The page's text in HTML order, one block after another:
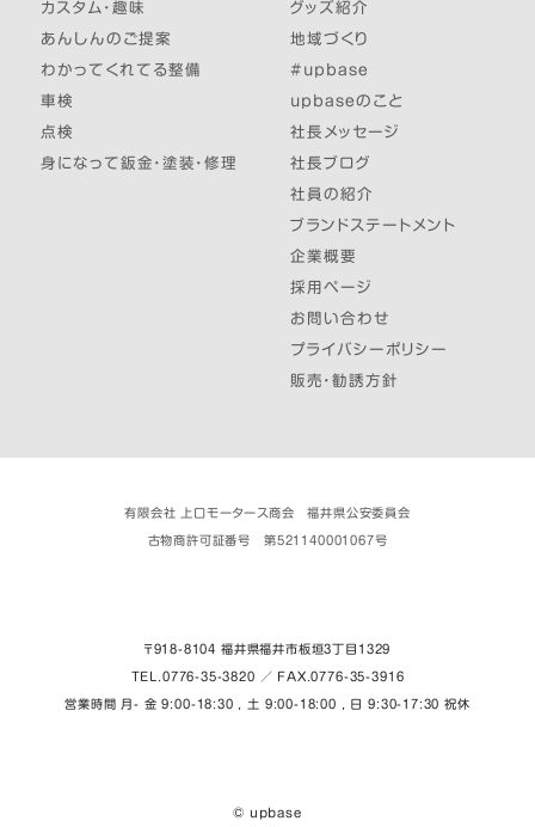
カスタム・趣味
あんしんのご提案
わかってくれてる整備
車検
点検
身になって鈑金・塗装・修理
グッズ紹介
地域づくり
#upbase
upbaseのこと
社長メッセージ
社長ブログ
社員の紹介
ブランドステートメント
企業概要
採用ページ
お問い合わせ
プライバシーポリシー
販売・勧誘方針
有限会社 上口モータース商会 福井県公安委員会
古物商許可証番号 第521140001067号
〒918-8104 福井県福井市板垣３丁目1329
TEL.0776-35-3820 ／ FAX.0776-35-3916
営業時間 月- 金 9:00-18:30 , 土 9:00-18:00 , 日 9:30-17:30 祝休
© upbase